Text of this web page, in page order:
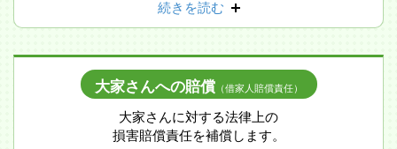
続きを読む
大家さんへの賠償（借家人賠償責任）
大家さんに対する法律上の
損害賠償責任を補償します。